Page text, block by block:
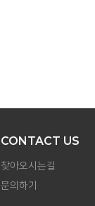
CONTACT US
찾아오시는길
문의하기